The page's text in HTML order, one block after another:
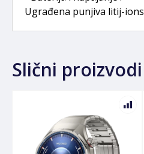
Ugrađena punjiva litij-
Slični proizvodi